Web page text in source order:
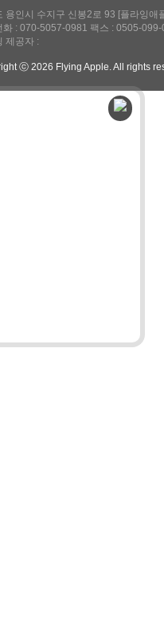
용인시 수지구 신봉2로 93 [플라잉
화 : 070-5057-0981 팩스 : 0505-
제공자 :
ⓒ 2026 Flying Apple. All rights